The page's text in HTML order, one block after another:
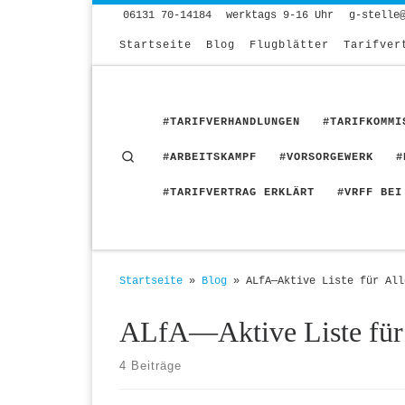
06131 70-14184 werktags 9-16 Uhr g-
Startseite Blog Flugblätter
#TARIFVERHANDLUNGEN
#ARBEITSKAMPF #VORSORGEWERK
#TARIFVERTRAG ERKLÄRT #VRFF BEI
Search
Startseite » Blog » ALfA—Aktive Liste für
ALfA—Aktive Liste
4 Beiträge